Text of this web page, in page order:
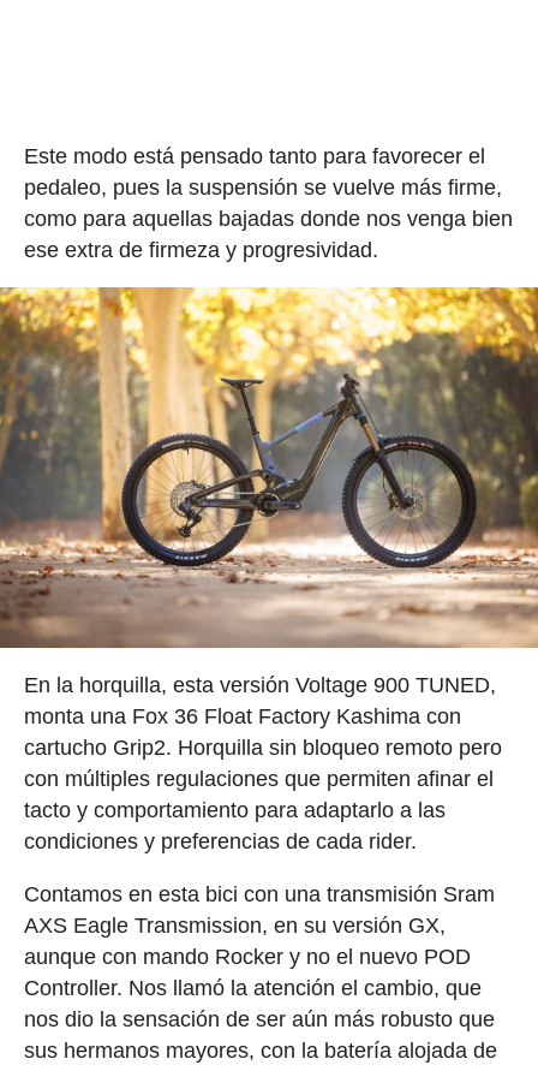
Este modo está pensado tanto para favorecer el
pedaleo, pues la suspensión se vuelve más firme,
como para aquellas bajadas donde nos venga bien
ese extra de firmeza y progresividad.
En la horquilla, esta versión Voltage 900 TUNED,
monta una Fox 36 Float Factory Kashima con
cartucho Grip2. Horquilla sin bloqueo remoto pero
con múltiples regulaciones que permiten afinar el
tacto y comportamiento para adaptarlo a las
condiciones y preferencias de cada rider.
Contamos en esta bici con una transmisión Sram
AXS Eagle Transmission, en su versión GX,
aunque con mando Rocker y no el nuevo POD
Controller. Nos llamó la atención el cambio, que
nos dio la sensación de ser aún más robusto que
sus hermanos mayores, con la batería alojada de